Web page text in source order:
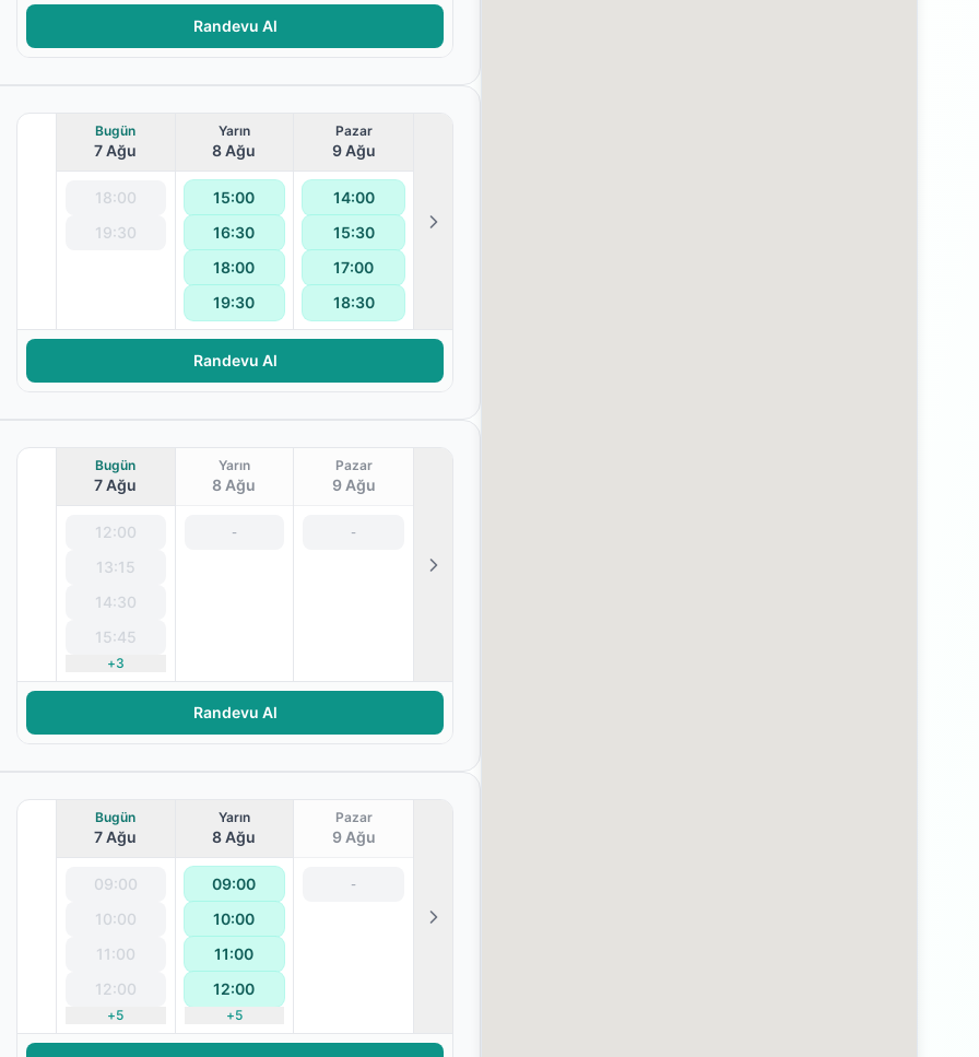
Randevu Al
Bugün
7 Ağu
18:00
19:30
Yarın
8 Ağu
15:00
16:30
18:00
19:30
Pazar
9 Ağu
14:00
15:30
17:00
18:30
Randevu Al
Bugün
7 Ağu
12:00
13:15
14:30
15:45
+3
Yarın
8 Ağu
-
Pazar
9 Ağu
-
Randevu Al
Bugün
7 Ağu
09:00
10:00
11:00
12:00
+5
Yarın
8 Ağu
09:00
10:00
11:00
12:00
+5
Pazar
9 Ağu
-